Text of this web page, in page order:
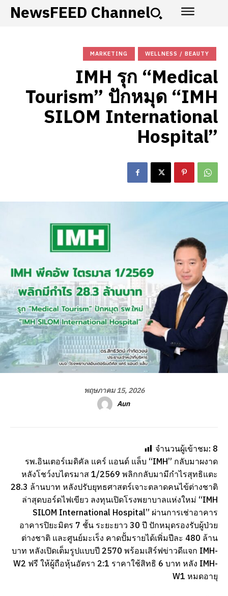
NewsFEED Channel
MARKETING WELLNESS / BEAUTY
​IMH รุก “Medical
Tourism” ปักหมุด “IMH
SILOM International
Hospital”
พฤษภาคม 15, 2026
Aun
จำนวนผู้เข้าชม: 8
รพ.อินเตอร์เมดิคัล แคร์ แอนด์ แล็บ “IMH” กลับมาผงาด
หลังโชว์งบไตรมาส 1/2569 พลิกกลับมามีกำไรสุทธิแตะ
28.3 ล้านบาท หลังปรับยุทธศาสตร์เจาะตลาดคนไข้ต่างชาติ
ล่าสุดบอร์ดไฟเขียว ลงทุนเปิดโรงพยาบาลแห่งใหม่ “IMH
SILOM International Hospital” ผ่านการเช่าอาคาร
อาคารปิยะมิตร 7 ชั้น ระยะยาว 30 ปี ปักหมุดรองรับผู้ป่วย
ต่างชาติ และศูนย์มะเร็ง คาดปั้มรายได้เพิ่มปีละ 480 ล้าน
บาท หลังเปิดเต็มรูปแบบปี 2570 พร้อมเสิร์ฟข่าวดีแจก IMH-
W2 ฟรี ให้ผู้ถือหุ้นอัตรา 2:1 ราคาใช้สิทธิ 6 บาท หลัง IMH-
W1 หมดอายุ